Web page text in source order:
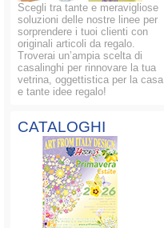
Scegli tra tante e meravigliose
soluzioni delle nostre linee per
sorprendere i tuoi clienti con
originali articoli da regalo.
Troverai un’ampia scelta di
casalinghi per rinnovare la tua
vetrina, oggettistica per la casa
e tante idee regalo!
CATALOGHI